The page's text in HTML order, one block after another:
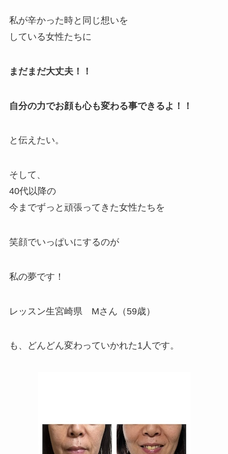
私が辛かった時と同じ想いを
している女性たちに
まだまだ大丈夫！！
自分の力でお顔も心も変わる事できるよ！！
と伝えたい。
そして、
40代以降の
今までずっと頑張ってきた女性たちを
笑顔でいっぱいにするのが
私の夢です！
レッスン生宮崎県 Mさん（59歳）
も、どんどん変わっていかれた1人です。